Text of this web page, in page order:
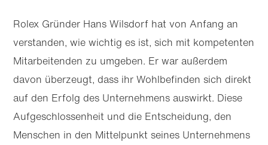
Rolex Gründer Hans Wilsdorf hat von Anfang an
verstanden, wie wichtig es ist, sich mit kompetenten
Mitarbeitenden zu umgeben. Er war außerdem
davon überzeugt, dass ihr Wohlbefinden sich direkt
auf den Erfolg des Unternehmens auswirkt. Diese
Aufgeschlossenheit und die Entscheidung, den
Menschen in den Mittelpunkt seines Unternehmens